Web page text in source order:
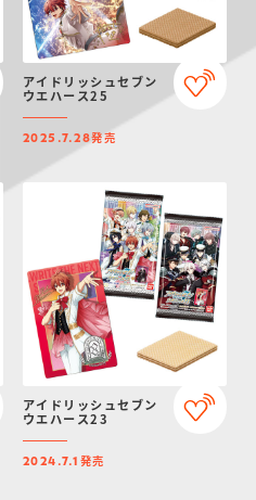
アイドリッシュセブン
ウエハース25
2025.7.28発売
アイドリッシュセブン
ウエハース23
2024.7.1 発売